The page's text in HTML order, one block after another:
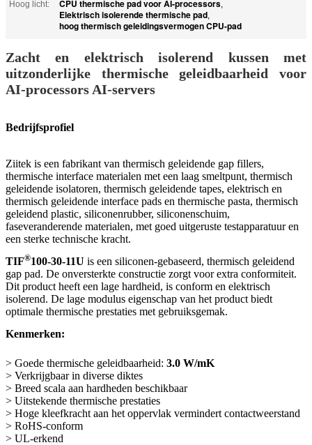
Hoog licht:
CPU thermische pad voor AI-processors,
Elektrisch isolerende thermische pad,
hoog thermisch geleidingsvermogen CPU-pad
Zacht en elektrisch isolerend kussen met
uitzonderlijke thermische geleidbaarheid voor
AI-processors AI-servers
Bedrijfsprofiel
Ziitek is een fabrikant van thermisch geleidende gap fillers,
thermische interface materialen met een laag smeltpunt, thermisch
geleidende isolatoren, thermisch geleidende tapes, elektrisch en
thermisch geleidende interface pads en thermische pasta, thermisch
geleidend plastic, siliconenrubber, siliconenschuim,
faseveranderende materialen, met goed uitgeruste testapparatuur en
een sterke technische kracht.
TIF®100-30-11U is een siliconen-gebaseerd, thermisch geleidend
gap pad. De onversterkte constructie zorgt voor extra conformiteit.
Dit product heeft een lage hardheid, is conform en elektrisch
isolerend. De lage modulus eigenschap van het product biedt
optimale thermische prestaties met gebruiksgemak.
Kenmerken:
> Goede thermische geleidbaarheid: 3.0 W/mK
> Verkrijgbaar in diverse diktes
> Breed scala aan hardheden beschikbaar
> Uitstekende thermische prestaties
> Hoge kleefkracht aan het oppervlak vermindert contactweerstand
> RoHS-conform
> UL-erkend